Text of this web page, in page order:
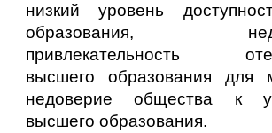
низкий уровень
образования,
привлекательность
высшего образования для
недоверие общества к
высшего образования.